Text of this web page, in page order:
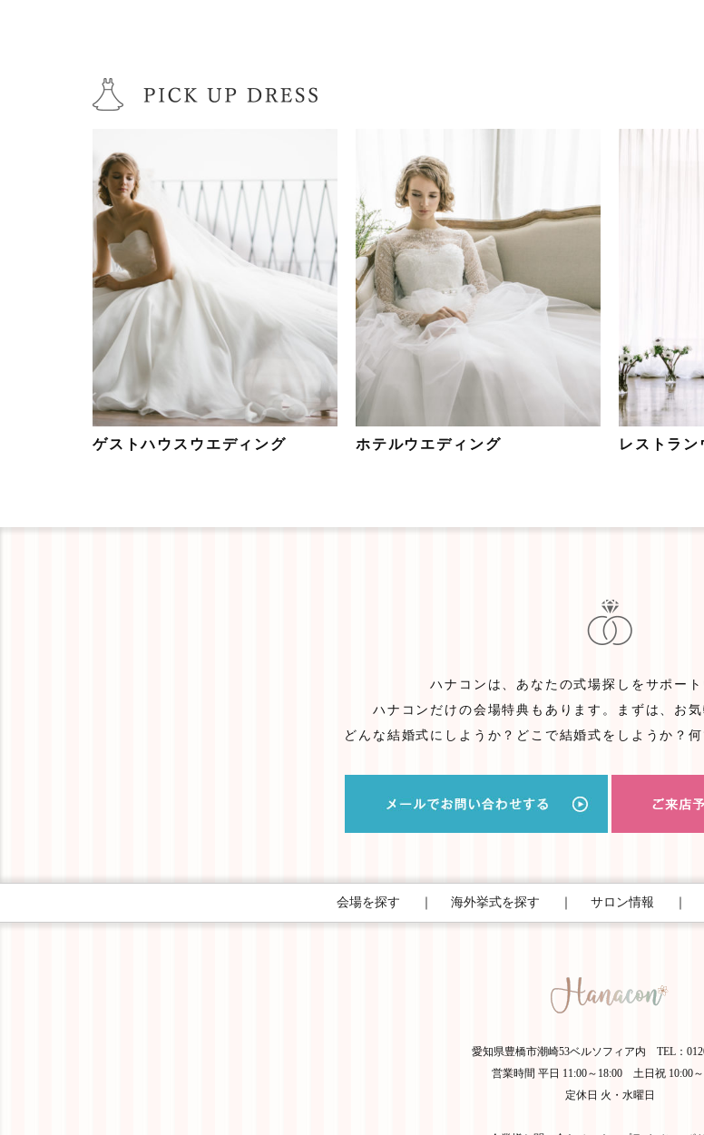
ゲストハウスウエディング ホテルウエディング レストラ
ハナコンは、あなたの式場探しをサポート
ハナコンだけの会場特典もあります。
まずは、お
どんな結婚式にしようか？ どこで結婚式をしようか？
会場を探す 海外挙式を探す サロン情報
愛知県豊橋市潮崎53ベルソフィア内 TEL：
営業時間 平日 11:00～18:00 土日祝 10:00～
定休日 火・水曜日